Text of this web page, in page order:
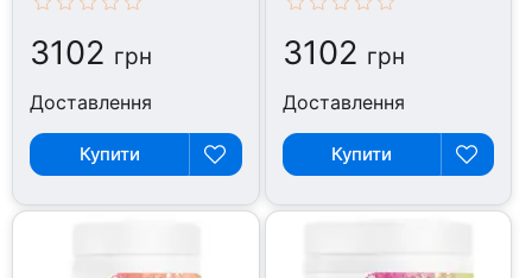
3102 грн
Доставлення
Купити
3102 грн
Доставлення
Купити